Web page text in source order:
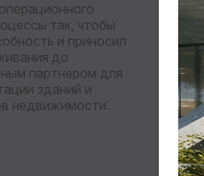
так, чтобы
и приносил
до
партнером для
зданий и
недвижимости.